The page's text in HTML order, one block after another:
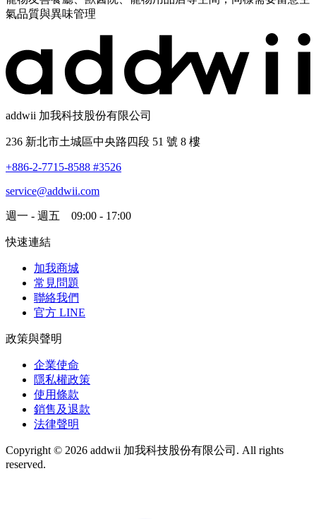
氣品質與異味管理
addwii 加我科技股份有限公司
236 新北市土城區中央路四段 51 號 8 樓
+886-2-7715-8588 #3526
service@addwii.com
週一 - 週五 09:00 - 17:00
快速連結
加我商城
常見問題
聯絡我們
官方 LINE
政策與聲明
企業使命
隱私權政策
使用條款
銷售及退款
法律聲明
Copyright © 2026 addwii 加我科技股份有限公司. All rights
reserved.